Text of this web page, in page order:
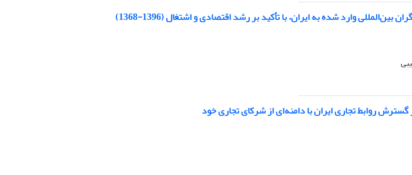
وارد شده به ‌ایران، با تأکید بر رشد اقتصادی و اشتغال (1396-1368)